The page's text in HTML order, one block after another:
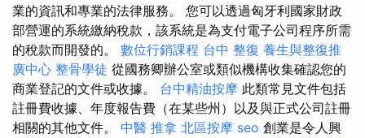
業的資訊和專業的法律服務。 您可以透過匈牙利國家財政
部營運的系統繳納稅款，該系統是為支付電子公司程序所需
的稅款而開發的。 數位行銷課程 台中 整復 養生與整復推
廣中心 整骨學徒 從國務卿辦公室或類似機構收集確認您的
商業登記的文件或收據。 台中精油按摩 此類常見文件包括
註冊費收據、年度報告費（在某些州）以及與正式公司註冊
相關的其他文件。 中醫 推拿 北區按摩 seo 創業是令人興